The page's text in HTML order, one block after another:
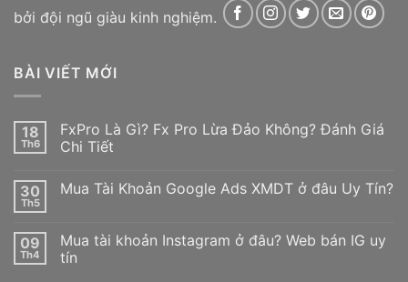
bởi đội ngũ giàu kinh nghiệm.
BÀI VIẾT MỚI
18
Th6
FxPro Là Gì? Fx Pro Lừa Đảo Không? Đánh Giá
Chi Tiết
bình
Là
Gì?
Fx
30
Th5
Mua Tài Khoản Google Ads XMDT ở đâu Uy Tín?
luận
ở
Mua
09
Th4
Mua tài khoản Instagram ở đâu? Web bán IG uy
tín